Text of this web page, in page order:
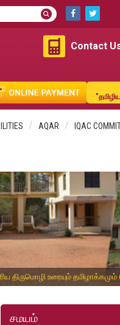
Contact
AQAR IQAC
திருமொழி உரையும்
சமயம்